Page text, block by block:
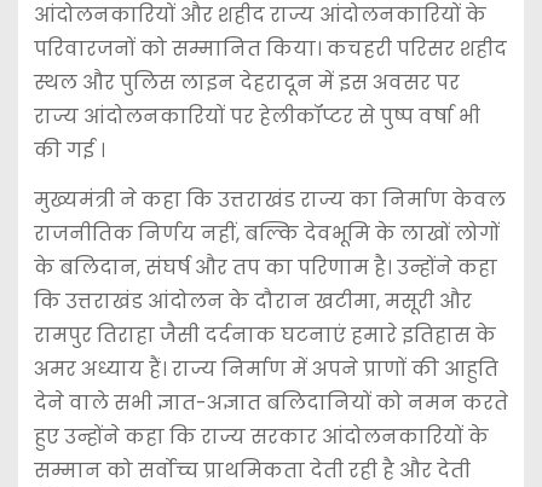
आंदोलनकारियों और शहीद राज्य आंदोलनकारियों के
परिवारजनों को सम्मानित किया। कचहरी परिसर शहीद
स्थल और पुलिस लाइन देहरादून में इस अवसर पर
राज्य आंदोलनकारियों पर हेलीकॉप्टर से पुष्प वर्षा भी
की गई ।
मुख्यमंत्री ने कहा कि उत्तराखंड राज्य का निर्माण केवल
राजनीतिक निर्णय नहीं, बल्कि देवभूमि के लाखों लोगों
के बलिदान, संघर्ष और तप का परिणाम है। उन्होंने कहा
कि उत्तराखंड आंदोलन के दौरान खटीमा, मसूरी और
रामपुर तिराहा जैसी दर्दनाक घटनाएं हमारे इतिहास के
अमर अध्याय हैं। राज्य निर्माण में अपने प्राणों की आहुति
देने वाले सभी ज्ञात-अज्ञात बलिदानियों को नमन करते
हुए उन्होंने कहा कि राज्य सरकार आंदोलनकारियों के
सम्मान को सर्वोच्च प्राथमिकता देती रही है और देती